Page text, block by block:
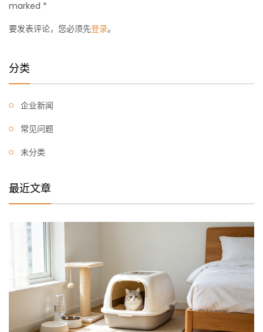
marked *
要发表评论，您必须先登录。
分类
企业新闻
常见问题
未分类
最近文章